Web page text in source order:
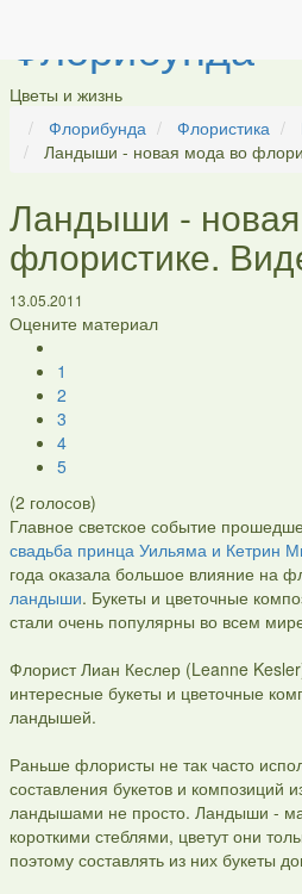
Флорибунда
Цветы и жизнь
Флорибунда
Флористика
Ландыши - новая мода во
Ландыши -
флористике.
13.05.2011
Оцените материал
1
2
3
4
5
(2 голосов)
Главное светское событие
свадьба принца Уильяма и Кетрин
года оказала большое влияние на
ландыши. Букеты и цветочные
стали очень популярны во всем
Флорист Лиан Кеслер (Leanne
интересные букеты и цветочные
ландышей.
Раньше флористы не так часто
составления букетов и композиций
ландышами не просто. Ландыши -
короткими стеблями, цветут они
поэтому составлять из них букеты